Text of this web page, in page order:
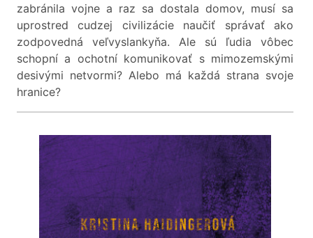
zabránila vojne a raz sa dostala domov, musí sa
uprostred cudzej civilizácie naučiť správať ako
zodpovedná veľvyslankyňa. Ale sú ľudia vôbec
schopní a ochotní komunikovať s mimozemskými
desivými netvormi? Alebo má každá strana svoje
hranice?